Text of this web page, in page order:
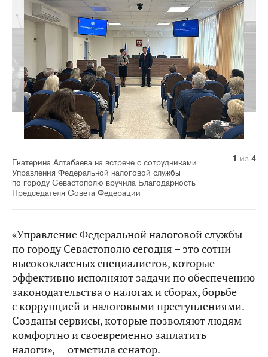
Екатерина Алтабаева на встрече с сотрудниками
Управления Федеральной налоговой службы
по городу Севастополю вручила Благодарность
Председателя Совета Федерации
1 из 4
2 из 4
3 из 4
4 из 4
«Управление Федеральной налоговой службы
по городу Севастополю сегодня – это сотни
высококлассных специалистов, которые
эффективно исполняют задачи по обеспечению
законодательства о налогах и сборах, борьбе
с коррупцией и налоговыми преступлениями.
Созданы сервисы, которые позволяют людям
комфортно и своевременно заплатить
налоги», — отметила сенатор.